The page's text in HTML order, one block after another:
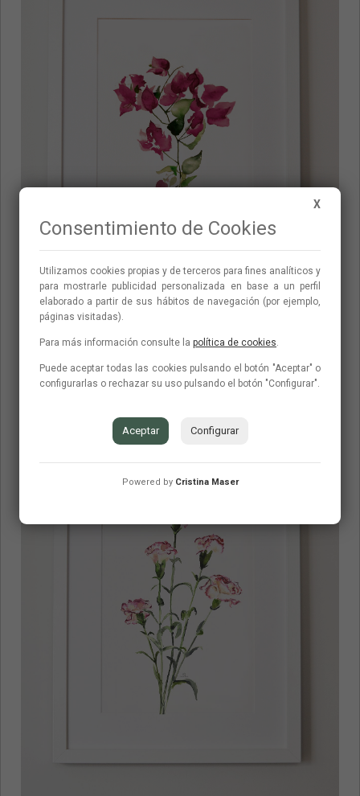
Buganvilla
X
Consentimiento de Cookies
Utilizamos cookies propias y de terceros para fines analí­ticos y
para mostrarle publicidad personalizada en base a un perfil
elaborado a partir de sus hábitos de navegación (por ejemplo,
páginas visitadas).
Para más información consulte la política de cookies.
Puede aceptar todas las cookies pulsando el botón "Aceptar" o
configurarlas o rechazar su uso pulsando el botón "Configurar".
Aceptar Configurar
Powered by Cristina Maser